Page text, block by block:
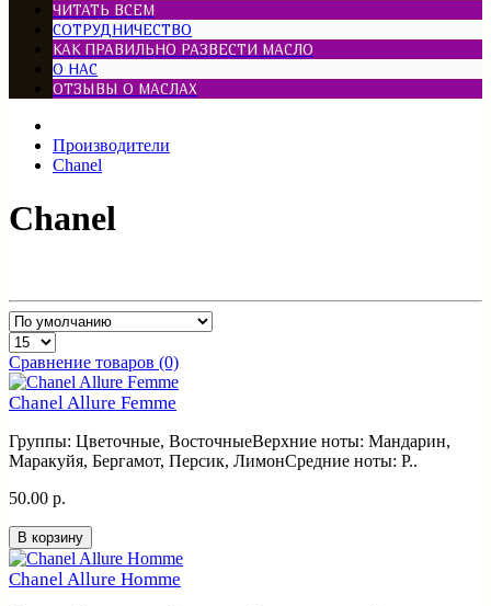
ЧИТАТЬ ВСЕМ
СОТРУДНИЧЕСТВО
КАК ПРАВИЛЬНО РАЗВЕСТИ МАСЛО
О НАС
ОТЗЫВЫ О МАСЛАХ
Производители
Chanel
Chanel
Сравнение товаров (0)
Chanel Allure Femme
Группы: Цветочные, ВосточныеВерхние ноты: Мандарин,
Маракуйя, Бергамот, Персик, ЛимонСредние ноты: Р..
50.00 р.
В корзину
Chanel Allure Homme